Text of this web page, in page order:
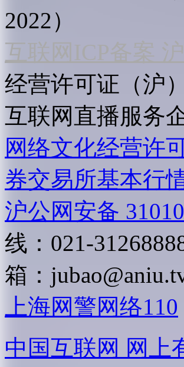
2022）
互联网ICP备案
经营许可证（沪
互联网直播服务
网络文化经营许
券交易所基本行
沪公网安备
线：021-
箱：
上海网警网络110
中国互联网 网上